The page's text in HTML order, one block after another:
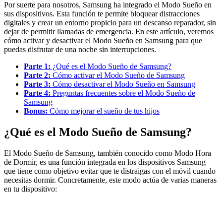
Por suerte para nosotros, Samsung ha integrado el Modo Sueño en
sus dispositivos. Esta función te permite bloquear distracciones
digitales y crear un entorno propicio para un descanso reparador, sin
dejar de permitir llamadas de emergencia. En este artículo, veremos
cómo activar y desactivar el Modo Sueño en Samsung para que
puedas disfrutar de una noche sin interrupciones.
Parte 1: ¿Qué es el Modo Sueño de Samsung?
Parte 2: Cómo activar el Modo Sueño de Samsung
Parte 3: Cómo desactivar el Modo Sueño en Samsung
Parte 4: Preguntas frecuentes sobre el Modo Sueño de
Samsung
Bonus: Cómo mejorar el sueño de tus hijos
¿Qué es el Modo Sueño de Samsung?
El Modo Sueño de Samsung, también conocido como Modo Hora
de Dormir, es una función integrada en los dispositivos Samsung
que tiene como objetivo evitar que te distraigas con el móvil cuando
necesitas dormir. Concretamente, este modo actúa de varias maneras
en tu dispositivo: